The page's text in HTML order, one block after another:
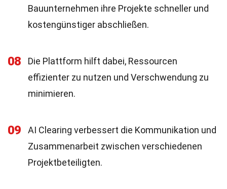
Bauunternehmen ihre Projekte schneller und
kostengünstiger abschließen.
08
Die Plattform hilft dabei, Ressourcen
effizienter zu nutzen und Verschwendung zu
minimieren.
09
AI Clearing verbessert die Kommunikation und
Zusammenarbeit zwischen verschiedenen
Projektbeteiligten.